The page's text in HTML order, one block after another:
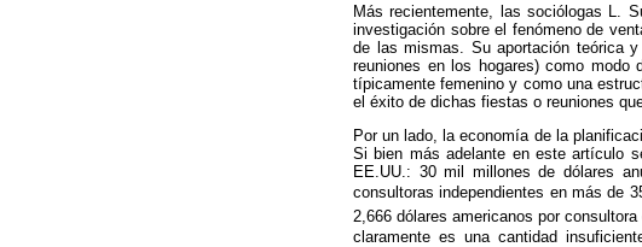
Más recientemente, las sociólogas L.
investigación sobre el fenómeno de
de las mismas. Su aportación teórica
reuniones en los hogares) como
típicamente femenino y como una
el éxito de dichas fiestas o reuniones
Por un lado, la economía de la
Si bien más adelante en este artículo
EE.UU.: 30 mil millones de dólares
consultoras independientes en más
2,666 dólares americanos por
claramente es una cantidad